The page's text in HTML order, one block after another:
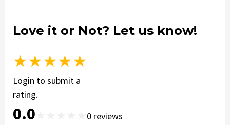
Love it or Not? Let us know!
★★★★★
Login to submit a
rating.
0.0 0 reviews